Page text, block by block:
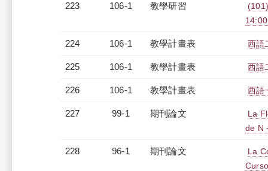
223 106-1 教學研習
224 106-1 教學計畫表 西語
225 106-1 教學計畫表 西語
226 106-1 教學計畫表 西語
227 99-1 期刊論文
La
de N
228 96-1 期刊論文
La